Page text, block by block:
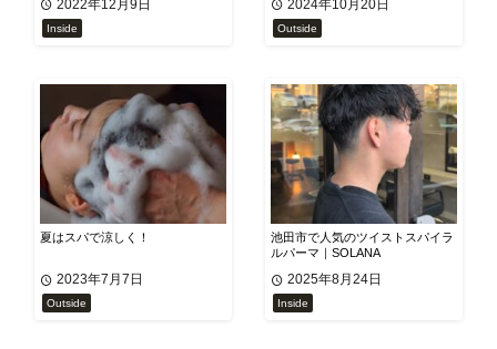
2022年12月9日
Inside
2024年10月20日
Outside
夏はスパで涼しく！
2023年7月7日
Outside
池田市で人気のツイストスパイラ
ルパーマ｜SOLANA
2025年8月24日
Inside